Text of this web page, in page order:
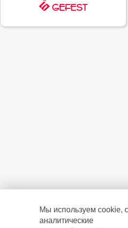
Мы используем cookie,
аналитические